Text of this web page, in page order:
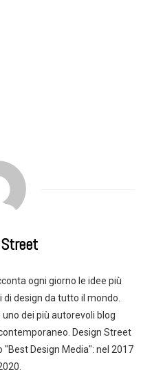
ogni giorno le idee più
design da tutto il mondo.
dei più autorevoli blog
Design Street
Design Media": nel 2017